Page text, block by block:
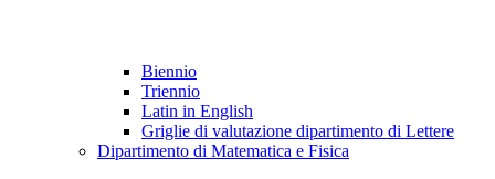
Biennio
Triennio
Latin in English
Griglie di valutazione dipartimento di Lettere
Dipartimento di Matematica e Fisica